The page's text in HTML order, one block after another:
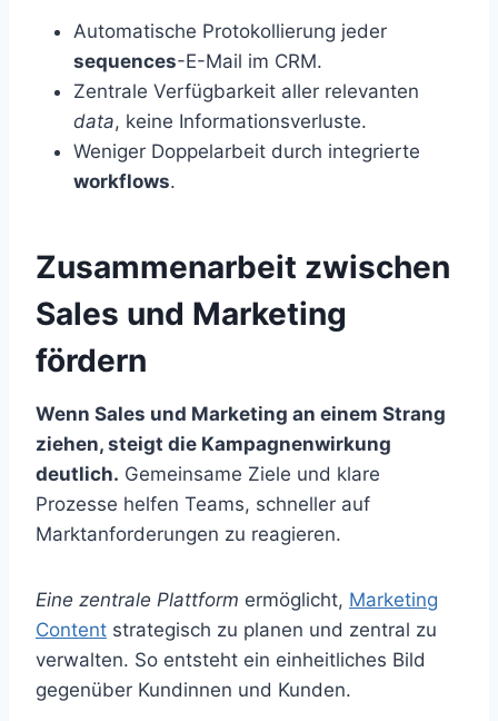
Automatische Protokollierung jeder
sequences-E-Mail im CRM.
Zentrale Verfügbarkeit aller relevanten
data, keine Informationsverluste.
Weniger Doppelarbeit durch integrierte
workflows.
Zusammenarbeit zwischen
Sales und Marketing
fördern
Wenn Sales und Marketing an einem Strang
ziehen, steigt die Kampagnenwirkung
deutlich. Gemeinsame Ziele und klare
Prozesse helfen Teams, schneller auf
Marktanforderungen zu reagieren.
Eine zentrale Plattform ermöglicht, Marketing
Content strategisch zu planen und zentral zu
verwalten. So entsteht ein einheitliches Bild
gegenüber Kundinnen und Kunden.